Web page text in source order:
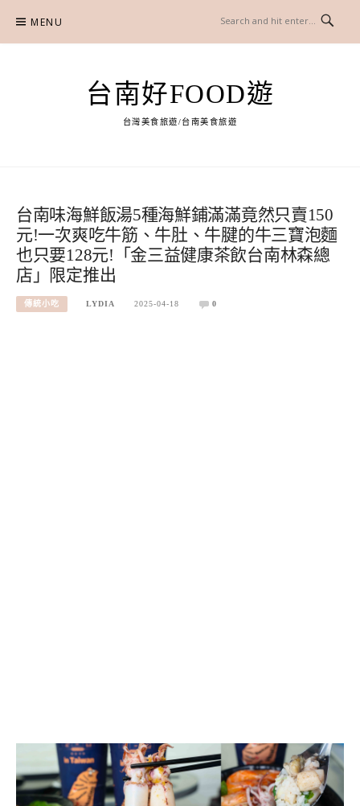
content
MENU
台南好FOOD遊
台灣美食旅遊/台南美食旅遊
台南味海鮮飯湯5種海鮮鋪滿滿竟然只賣150
元!一次爽吃牛筋、牛肚、牛腱的牛三寶泡麵
也只要128元!「金三益健康茶飲台南林森總
店」限定推出
傳統小吃 LYDIA 2025-04-18 0